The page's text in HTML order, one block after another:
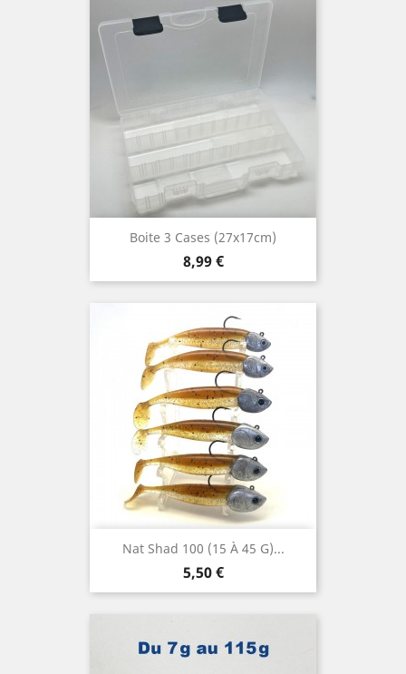
Boite 3 Cases (27x17cm)
Prix
8,99 €
Nat Shad 100 (15 À 45 G)...
Prix
5,50 €